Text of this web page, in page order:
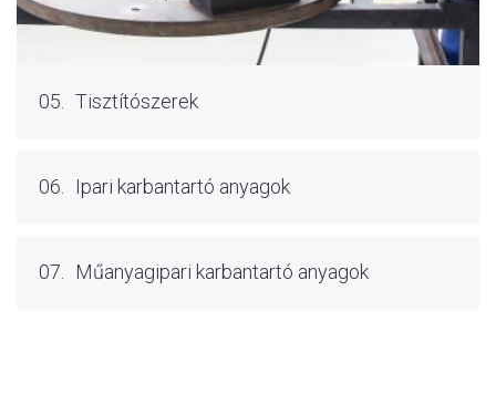
05. Tisztítószerek
06. Ipari karbantartó anyagok
07. Műanyagipari karbantartó anyagok